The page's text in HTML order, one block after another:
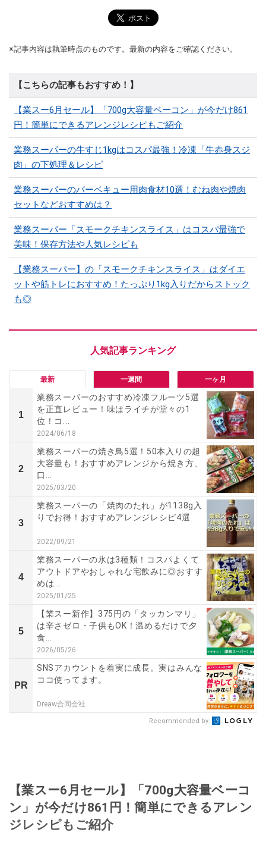
※記事内容は執筆時点のものです。最新の内容をご確認ください。
【こちらの記事もおすすめ！】
【業スー6月セール】「700g大容量ベーコン」が今だけ861
円！簡単にできるアレンジレシピもご紹介
業務スーパーの牛すじ1kgはコスパ最強！冷凍「牛赤身スジ
肉」の下処理＆レシピ
業務スーパーのバーベキュー用肉食材10選！むね肉や焼肉
セットなどおすすめは？
業務スーパー「スモークチキンスライス」はコスパ最強で
美味！保存方法や人気レシピも
【業務スーパー】の「スモークチキンスライス」はダイエ
ットや筋トレにおすすめ！たっぷり1kg入りだからストック
も◎
最新 一週間 一ヶ月
1
業務スーパーのおすすめ冷凍フルーツ5選
を正直レビュー！味はライチが堂々の1
位！コ...
2024/06/18
2
業務スーパーの焼き鳥5選！50本入りの超
大容量も！おすすめアレンジから焼き方、
口...
2025/03/20
3
業務スーパーの「焼肉のたれ」が1138g入
りでお得！おすすめアレンジレシピ4選
2022/09/21
4
業務スーパーの氷は3種類！コスパよくて
アウトドアやおしゃれな宅飲みに◎おすす
めは...
2025/01/25
5
【業スー新作】375円の「タッカンマリ」
は辛さゼロ・子供もOK！温めるだけで夕
食...
2026/05/26
PR
SNSアカウントを着実に成長。実はみんな
ココ使ってます。
Dreaw合同会社
Recommended by
【業スー6月セール】「700g大容量ベーコ
ン」が今だけ861円！簡単にできるアレン
ジレシピもご紹介